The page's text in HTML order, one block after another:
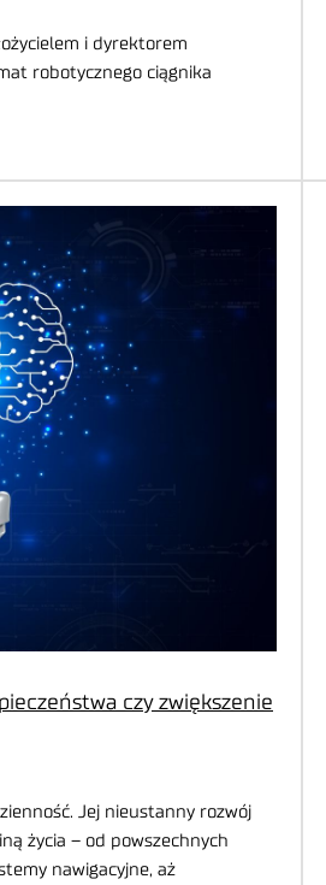
i dyrektorem
robotycznego ciągnika
czy zwiększenie
Jej nieustanny rozwój
życia – od powszechnych
nawigacyjne, aż